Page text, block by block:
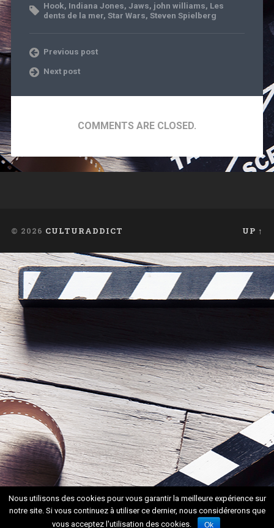
Hook, Indiana Jones, Jaws, john williams, Les
dents de la mer, Star Wars, Steven Spielberg
Previous post
Next post
COMMENTS ARE CLOSED.
© 2026 CULTURADDICT UP ↑
Nous utilisons des cookies pour vous garantir la meilleure expérience sur
notre site. Si vous continuez à utiliser ce dernier, nous considérerons que
vous acceptez l'utilisation des cookies.
Ok